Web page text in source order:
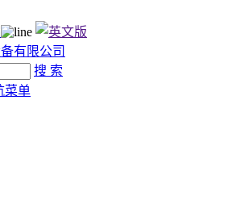
搜 索
菜单